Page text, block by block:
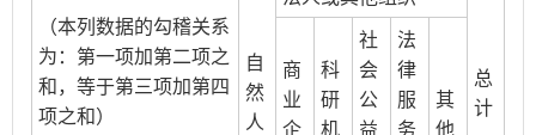
（本列数据的勾稽关系
为：第一项加第二项之
和，等于第三项加第四
项之和）
自
然
人
总
计
商
业
企
科
研
机
社
会
公
益
法
律
服
务
其
他